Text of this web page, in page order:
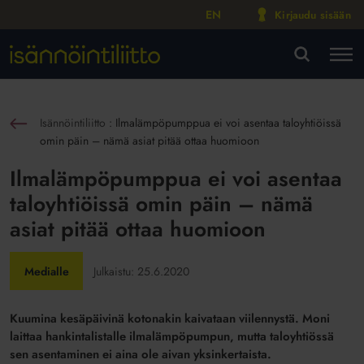
EN Kirjaudu sisään
Isännöintiliitto : Ilmalämpöpumppua ei voi asentaa taloyhtiöissä
omin päin – nämä asiat pitää ottaa huomioon
Ilmalämpöpumppua ei voi asentaa
taloyhtiöissä omin päin – nämä
asiat pitää ottaa huomioon
Medialle Julkaistu: 25.6.2020
Kuumina kesäpäivinä kotonakin kaivataan viilennystä. Moni
laittaa hankintalistalle ilmalämpöpumpun, mutta taloyhtiössä
sen asentaminen ei aina ole aivan yksinkertaista.